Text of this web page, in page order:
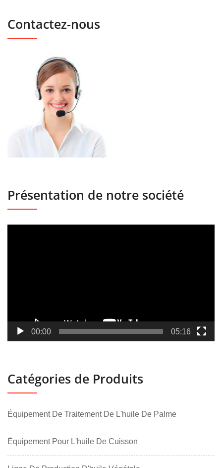
Contactez-nous
Présentation de notre société
00:00 05:16
Catégories de Produits
Équipement De Traitement De L'huile De Palme
Équipement Pour L'huile De Cuisson